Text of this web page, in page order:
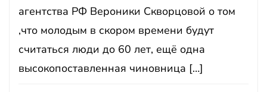
агентства РФ Вероники Скворцовой о том
,что молодым в скором времени будут
считаться люди до 60 лет, ещё одна
высокопоставленная чиновница […]